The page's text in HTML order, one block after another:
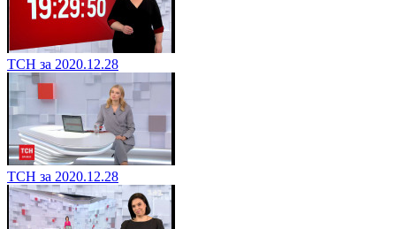
ТСН за 2020.12.28
ТСН за 2020.12.28